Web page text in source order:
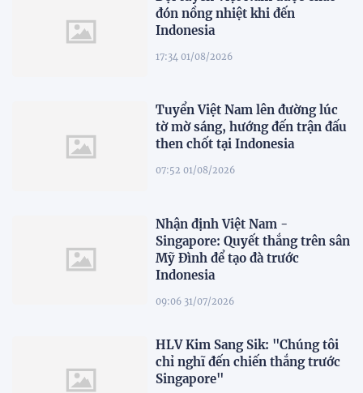
đón nồng nhiệt khi đến
Indonesia
17:34 01/08/2026
Tuyển Việt Nam lên đường lúc
tờ mờ sáng, hướng đến trận đấu
then chốt tại Indonesia
07:52 01/08/2026
Nhận định Việt Nam -
Singapore: Quyết thắng trên sân
Mỹ Đình để tạo đà trước
Indonesia
09:06 31/07/2026
HLV Kim Sang Sik: "Chúng tôi
chỉ nghĩ đến chiến thắng trước
Singapore"